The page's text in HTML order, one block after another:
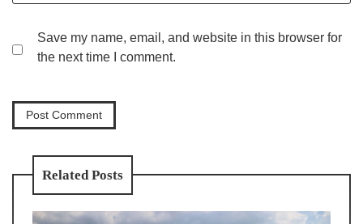
Save my name, email, and website in this browser for
the next time I comment.
Related Posts